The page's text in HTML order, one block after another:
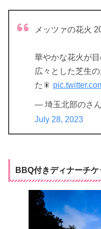
メッツァの花火
華やかな花火が
広々とした芝生
た🎇
— 埼玉北部のさ
July 28, 2023
BBQ付きディナーチケ